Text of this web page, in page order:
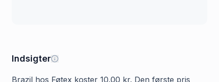
Indsigter
Brazil hos Føtex koster 10.00 kr. Den første pris